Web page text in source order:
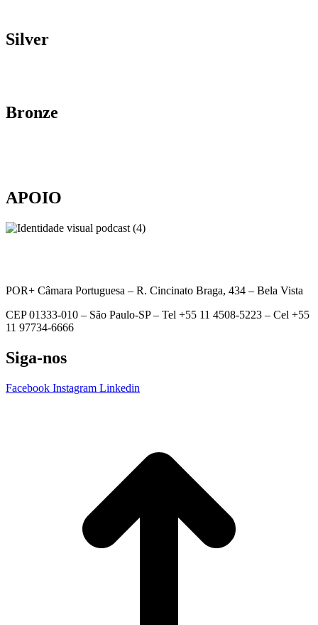
Silver
Bronze
APOIO
POR+ Câmara Portuguesa – R. Cincinato Braga, 434 – Bela Vista
CEP 01333-010 – São Paulo-SP – Tel +55 11 4508-5223 – Cel +55
11 97734-6666
Siga-nos
Facebook Instagram Linkedin